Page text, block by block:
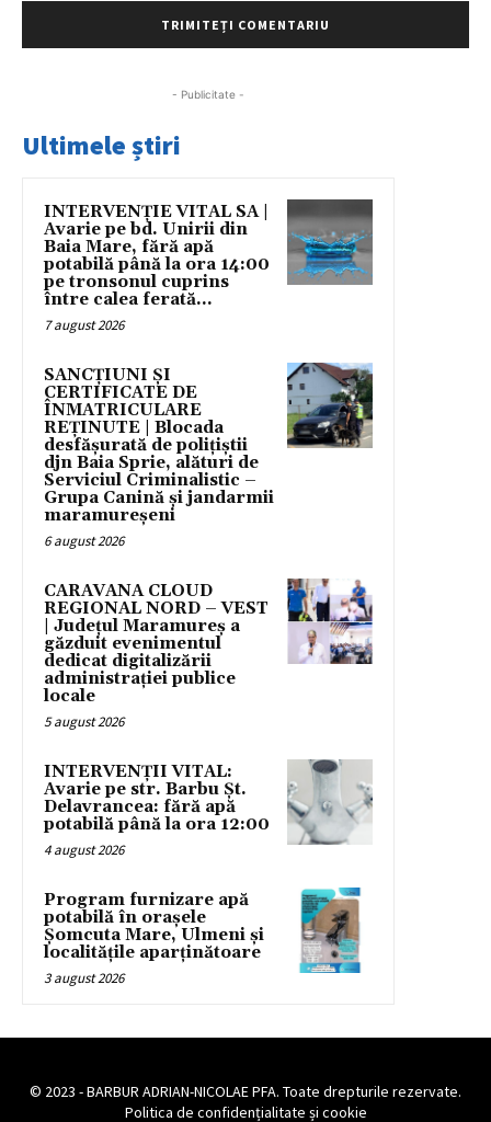
- Publicitate -
Ultimele știri
INTERVENȚIE VITAL SA |
Avarie pe bd. Unirii din
Baia Mare, fără apă
potabilă până la ora 14:00
pe tronsonul cuprins
între calea ferată...
7 august 2026
SANCȚIUNI ȘI
CERTIFICATE DE
ÎNMATRICULARE
REȚINUTE | Blocada
desfășurată de polițiștii
djn Baia Sprie, alături de
Serviciul Criminalistic –
Grupa Canină și jandarmii
maramureșeni
6 august 2026
CARAVANA CLOUD
REGIONAL NORD – VEST
| Județul Maramureș a
găzduit evenimentul
dedicat digitalizării
administrației publice
locale
5 august 2026
INTERVENȚII VITAL:
Avarie pe str. Barbu Șt.
Delavrancea: fără apă
potabilă până la ora 12:00
4 august 2026
Program furnizare apă
potabilă în orașele
Șomcuta Mare, Ulmeni și
localitățile aparținătoare
3 august 2026
© 2023 - BARBUR ADRIAN-NICOLAE PFA. Toate drepturile rezervate.
Politica de confidențialitate și cookie